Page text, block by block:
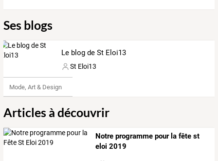
Ses blogs
Le blog de St Eloi13
St Eloi13
Mode, Art & Design
Articles à découvrir
Notre programme pour la fête st
eloi 2019